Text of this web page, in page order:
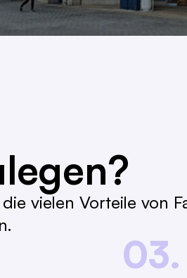
vielen Vorteile von
03.